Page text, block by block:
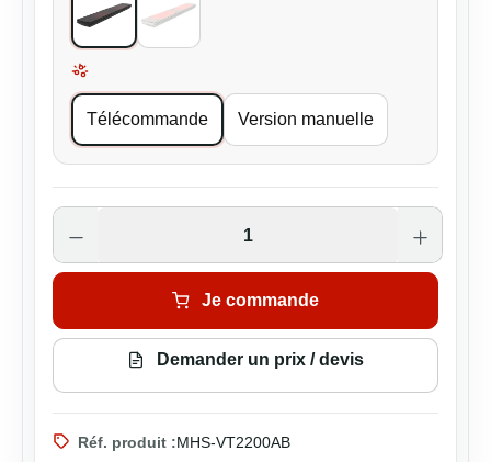
All BlackBlanc
Sélectionner la Modèles
Télécommande Version manuelle
Quantité de produit : Entrez la quantité
Je commande
Demander un prix / devis
Réf. produit :MHS-VT2200AB